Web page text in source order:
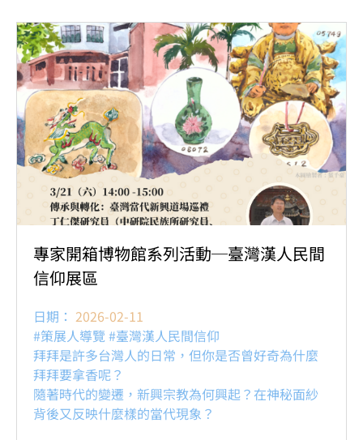
專家開箱博物館系列活動─臺灣漢人民間
信仰展區
日期： 2026-02-11
#策展人導覽 #臺灣漢人民間信仰
拜拜是許多台灣人的日常，但你是否曾好奇為什麼
拜拜要拿香呢？
隨著時代的變遷，新興宗教為何興起？在神秘面紗
背後又反映什麼樣的當代現象？